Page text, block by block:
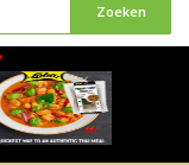
Zoeken